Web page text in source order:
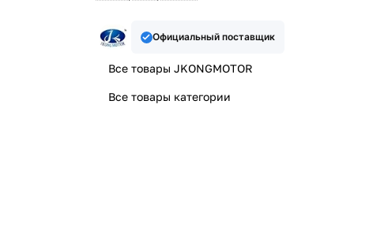
Официальный поставщик
Все товары JKONGMOTOR
Все товары категории